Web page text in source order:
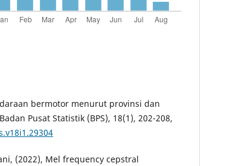
bermotor menurut provinsi dan
Pusat Statistik (BPS), 18(1), 202-208,
(2022), Mel frequency cepstral